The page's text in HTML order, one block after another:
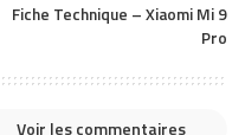
Fiche Technique – Xiaomi Mi 9
Pro
Voir les commentaires